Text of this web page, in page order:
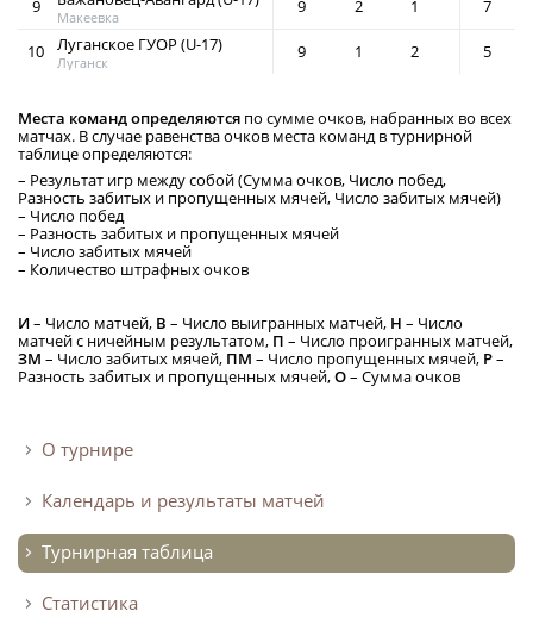
Турнир Объединенного чемпионата по
футболу "Содружество" среди юношей
Календарь и результаты матчей
Турнирная таблица
Статистика
Команды
Дисквалификации
О турнире
Турнир Объединенного Чемпионата по
2011-2012 годов рождения (U-15)
Календарь и результаты матчей
Турнирная таблица
О турнире
Календарь и результаты матчей
Турнирная таблица
Статистика
9
Макеевка
9 2 1 7
10 Луганское ГУОР (U-17)
Луганск
9 1 2 5
Места команд определяются по сумме очков, набранных во всех
матчах. В случае равенства очков места команд в турнирной
таблице определяются:
– Результат игр между собой (Сумма очков, Число побед,
Разность забитых и пропущенных мячей, Число забитых мячей)
– Число побед
– Разность забитых и пропущенных мячей
– Число забитых мячей
– Количество штрафных очков
И– Число матчей, В – Число выигранных матчей, Н – Число
матчей с ничейным результатом, П – Число проигранных матчей,
ЗМ – Число забитых мячей, ПМ – Число пропущенных мячей, Р–
Разность забитых и пропущенных мячей,О– Сумма очков